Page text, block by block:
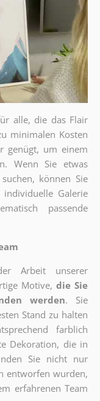
alle, die das Flair
minimalen Kosten
genügt, um einem
Wenn Sie etwas
können Sie
Galerie
passende
Arbeit unserer
Motive, die Sie
werden. Sie
Stand zu halten
farblich
Dekoration, die in
Sie nicht nur
entworfen wurden,
erfahrenen Team